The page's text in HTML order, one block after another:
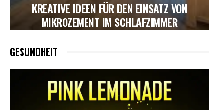
KREATIVE IDEEN FÜR DEN EINSATZ VON
MIKROZEMENT IM SCHLAFZIMMER
GESUNDHEIT